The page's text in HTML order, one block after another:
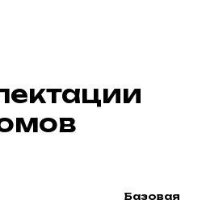
Базовая